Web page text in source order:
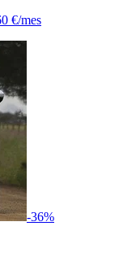
€/mes
-36%